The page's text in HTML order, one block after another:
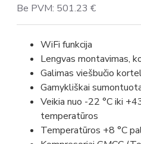
Be PVM: 501.23 €
WiFi funkcija
Lengvas montavimas,
Galimas viešbučio
Gamykliškai
Veikia nuo -22 °C iki
temperatūros
Temperatūros +8 °C